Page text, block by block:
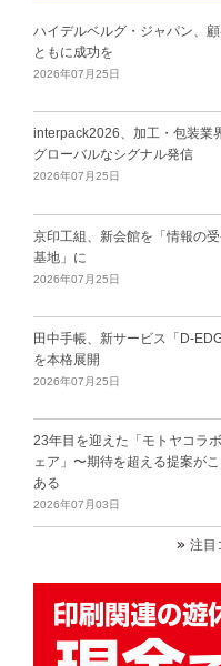
ハイデルベルグ・ジャパン、顧
ともに成功を
2026年07月25日
interpack2026、加工・包装業
グローバルなシグナル発信
2026年07月25日
京印工組、新会館を「情報の
基地」に
2026年07月25日
田中手帳、新サービス「D-
を本格展開
2026年07月25日
23年目を迎えた「モトヤコラ
ェア」〜期待を超える提案が
ある
2026年07月03日
注目